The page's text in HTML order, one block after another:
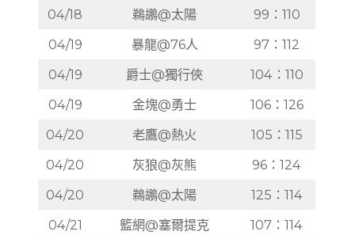
04/18 鵜鶘@太陽
99：110
04/19
暴龍@76人
97：112
04/19
爵士@獨行俠
104：110
04/19
金塊@勇士
106：126
04/20
老鷹@熱火
105：115
04/20
灰狼@灰熊
96：124
04/20
鵜鶘@太陽
125：114
04/21
籃網@塞爾提克
107：114